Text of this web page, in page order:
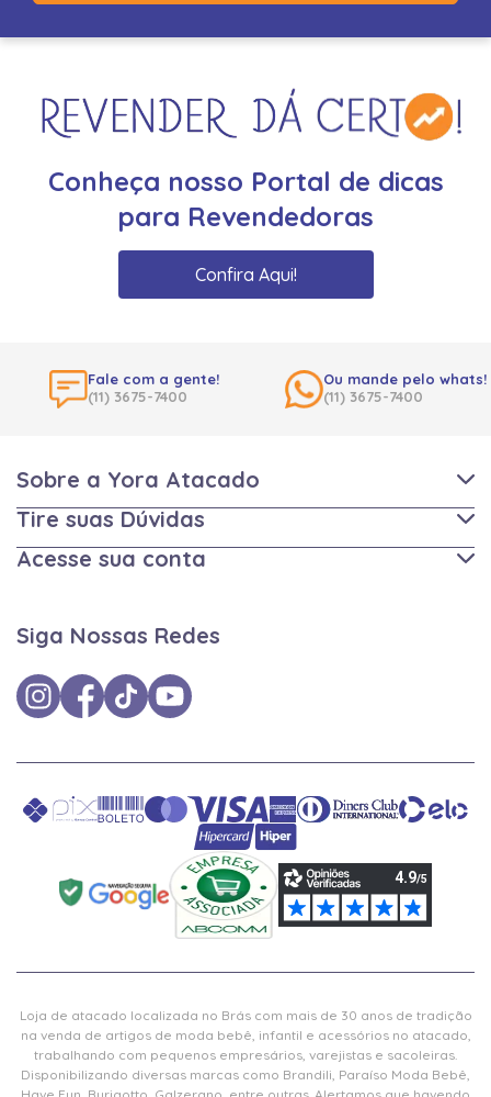
Conheça nosso Portal de dicas
para Revendedoras
Confira Aqui!
Fale com a gente!
(11) 3675-7400
Ou mande pelo whats!
(11) 3675-7400
Sobre a Yora Atacado
Tire suas Dúvidas
Acesse sua conta
Siga Nossas Redes
Loja de atacado localizada no Brás com mais de 30 anos de tradição
na venda de artigos de moda bebê, infantil e acessórios no atacado,
trabalhando com pequenos empresários, varejistas e sacoleiras.
Disponibilizando diversas marcas como Brandili, Paraíso Moda Bebê,